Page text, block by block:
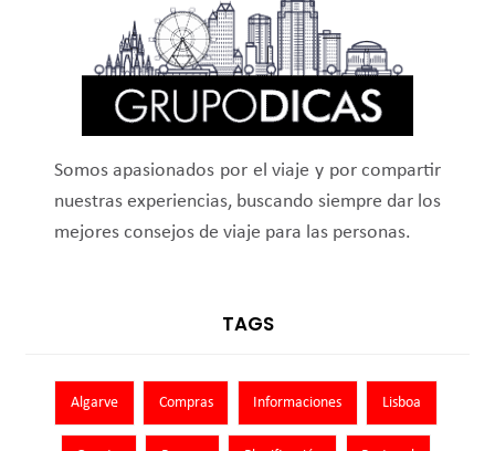
Somos apasionados por el viaje y por compartir
nuestras experiencias, buscando siempre dar los
mejores consejos de viaje para las personas.
TAGS
Algarve Compras Informaciones Lisboa